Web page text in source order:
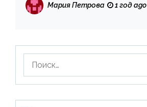
Мария Петрова 1 год ago